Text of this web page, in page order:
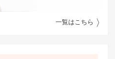
一覧はこちら